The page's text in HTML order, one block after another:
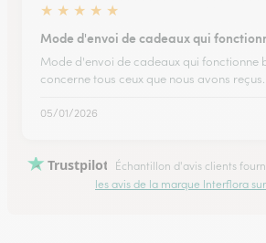
★ ★ ★ ★ ★
Mode d'envoi de cadeaux qui
Mode d'envoi de cadeaux qui fonctionne
concerne tous ceux que nous avons reçus.
05/01/2026
Trustpilot Échantillon d'avis clients
les avis de la marque Interflora